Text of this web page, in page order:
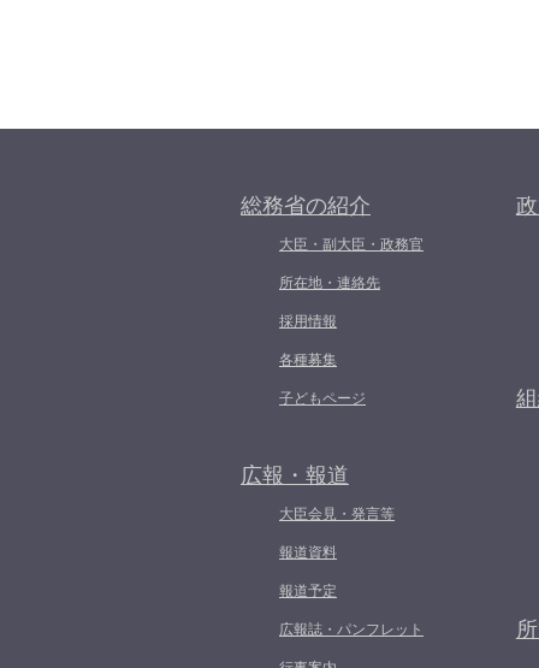
総務省の紹介
大臣・副大臣・政務官
所在地・連絡先
採用情報
各種募集
子どもページ
広報・報道
大臣会見・発言等
報道資料
報道予定
広報誌・パンフレット